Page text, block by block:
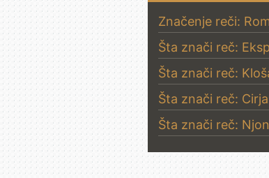
Značenje reči:
Šta znači reč:
Šta znači reč:
Šta znači reč:
Šta znači reč: